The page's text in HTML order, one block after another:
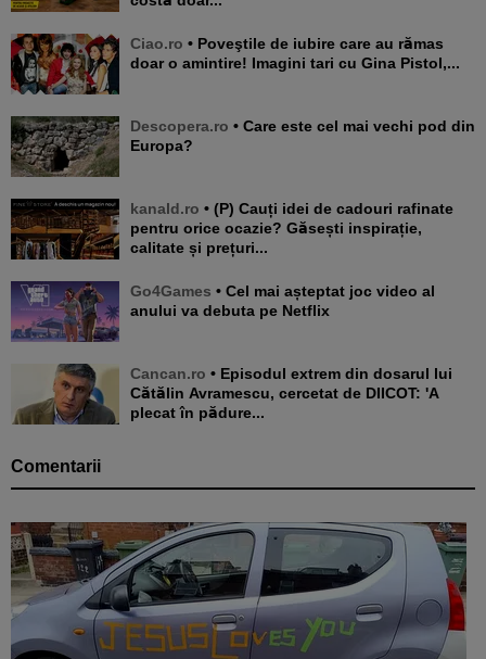
Ciao.ro • Poveştile de iubire care au rămas
doar o amintire! Imagini tari cu Gina Pistol,...
Descopera.ro • Care este cel mai vechi pod din
Europa?
kanald.ro • (P) Cauți idei de cadouri rafinate
pentru orice ocazie? Găsești inspirație,
calitate și prețuri...
Go4Games • Cel mai așteptat joc video al
anului va debuta pe Netflix
Cancan.ro • Episodul extrem din dosarul lui
Cătălin Avramescu, cercetat de DIICOT: 'A
plecat în pădure...
Comentarii